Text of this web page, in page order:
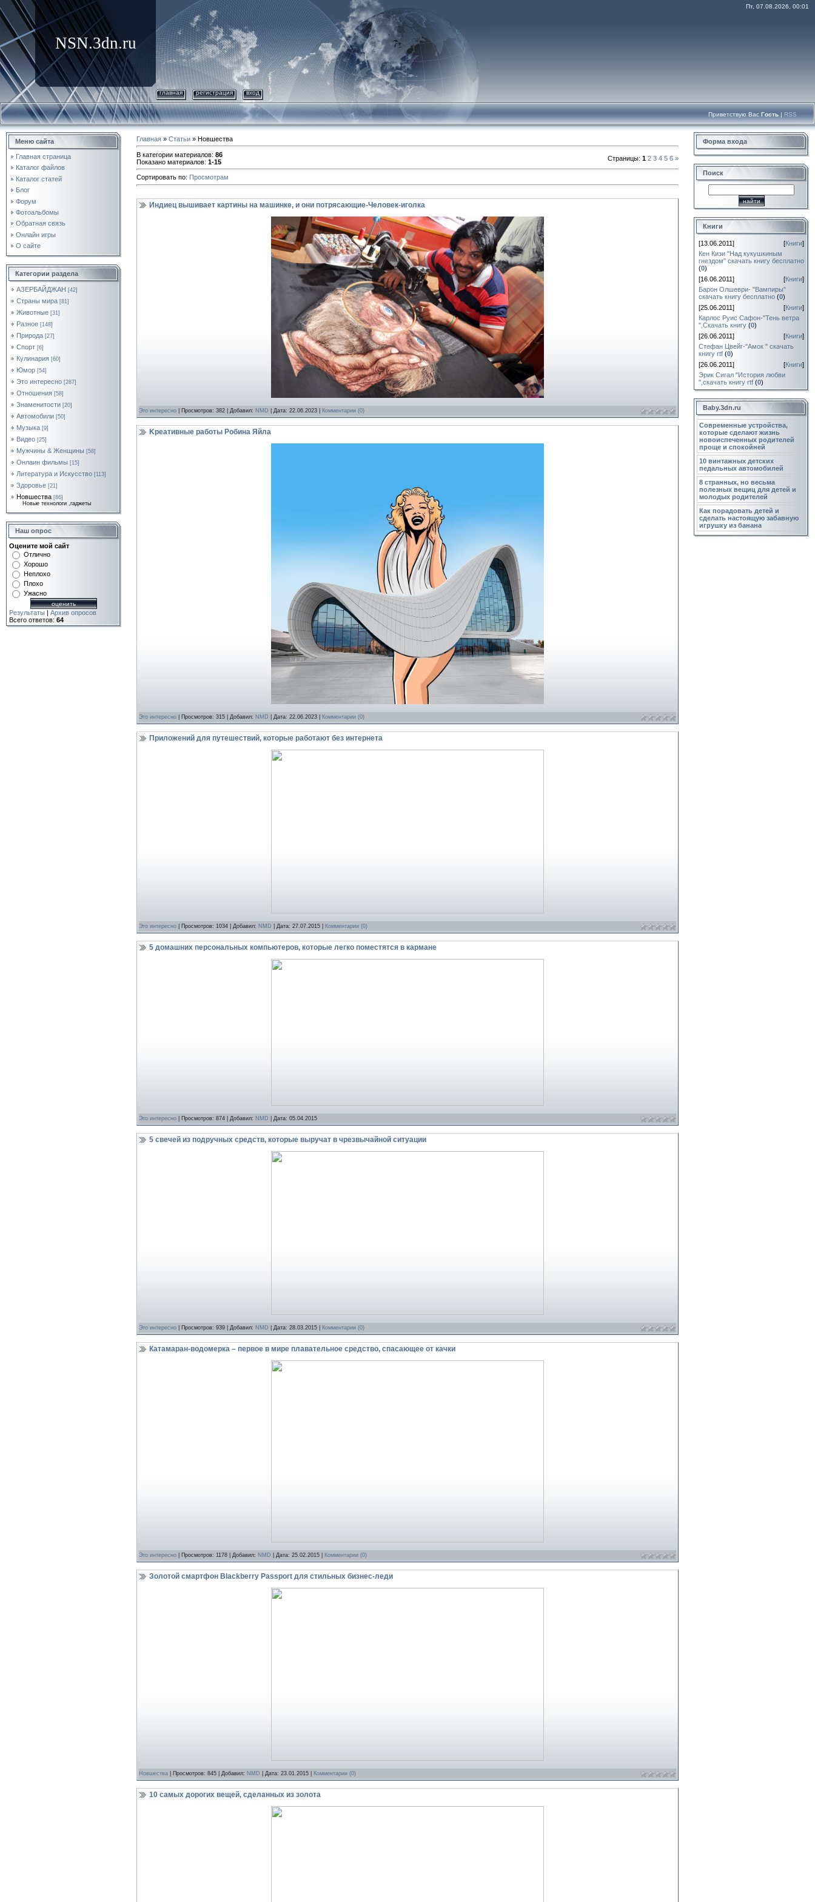
NSN.3dn.ru
Пт, 07.08.2026, 00:01
главная регистрация вход
Приветствую Вас Гость | RSS
Меню сайта
Главная страница
Каталог файлов
Каталог статей
Блог
Форум
Фотоальбомы
Обратная связь
Онлайн игры
О сайте
Категории раздела
АЗЕРБАЙДЖАН [42]
Страны мира [81]
Животные [31]
Разное [148]
Природа [27]
Спорт [6]
Кулинария [60]
Юмор [54]
Это интереcно [287]
Отношения [58]
Знаменитости [20]
Автомобили [50]
Музыка [9]
Видео [25]
Мужчины & Женщины [58]
Онлаин фильмы [15]
Литература и Искусство [113]
Здоровье [21]
Новшества [86]
Новые технологи ,гаджеты
Наш опрос
Оцените мой сайт
Отлично
Хорошо
Неплохо
Плохо
Ужасно
Результаты | Архив опросов
Всего ответов: 64
Главная » Статьи » Новшества
В категории материалов: 86
Показано материалов: 1-15 Страницы: 1 2 3 4 5 6 »
Сортировать по: Просмотрам
Индиец вышивает картины на машинке, и они потрясающие-Человек-иголка
Это интереcно | Просмотров: 382 | Добавил: NMD | Дата: 22.06.2023 Комментарии (0)
Kреативные работы Робина Яйла
Это интереcно | Просмотров: 315 | Добавил: NMD | Дата: 22.06.2023 Комментарии (0)
Приложений для путешествий, которые работают без интернета
Это интереcно | Просмотров: 1034 | Добавил: NMD | Дата: 27.07.2015 Комментарии (0)
5 домашних персональных компьютеров, которые легко поместятся в кармане
Это интереcно | Просмотров: 874 | Добавил: NMD | Дата: 05.04.2015
5 свечей из подручных средств, которые выручат в чрезвычайной ситуации
Это интереcно | Просмотров: 939 | Добавил: NMD | Дата: 28.03.2015 Комментарии (0)
Катамаран-водомерка – первое в мире плавательное средство, спасающее от качки
Это интереcно | Просмотров: 1178 | Добавил: NMD | Дата: 25.02.2015 Комментарии (0)
Золотой смартфон Blackberry Passport для стильных бизнес-леди
Новшества | Просмотров: 845 | Добавил: NMD | Дата: 23.01.2015 Комментарии (0)
10 самых дорогих вещей, сделанных из золота
Форма входа
Поиск
Книги
[13.06.2011] [Книги]
Кен Кизи "Над кукушкиным
гнездом" скачать книгу бесплатно
(0)
[16.06.2011]
[Книги]
Барон Олшеври- "Вампиры"
скачать книгу бесплатно (0)
[25.06.2011]
[Книги]
Карлос Руис Сафон-"Тень ветра
",Скачать книгу (0)
[26.06.2011]
[Книги]
Стефан Цвейг-"Амок " cкачать
книгу rtf (0)
[26.06.2011]
[Книги]
Эрик Сигал "История любви
",cкачать книгу rtf (0)
Baby.3dn.ru
Современные устройства,
которые сделают жизнь
новоиспеченных родителей
проще и спокойней
10 винтажных детских
педальных автомобилей
8 странных, но весьма
полезных вещиц для детей и
молодых родителей
Как порадовать детей и
сделать настоящую забавную
игрушку из банана